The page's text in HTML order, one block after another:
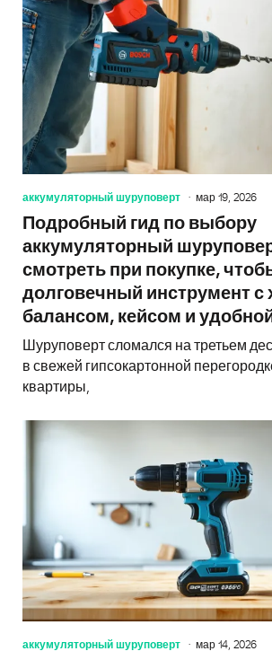
аккумуляторный шуруповерт мар 19, 2026
Подробный гид по выбору
аккумуляторный
смотреть при покупке,
долговечный инструмент
балансом, кейсом и
Шуруповерт сломался на третьем
в свежей гипсокартонной
квартиры,
аккумуляторный шуруповерт мар 14, 2026